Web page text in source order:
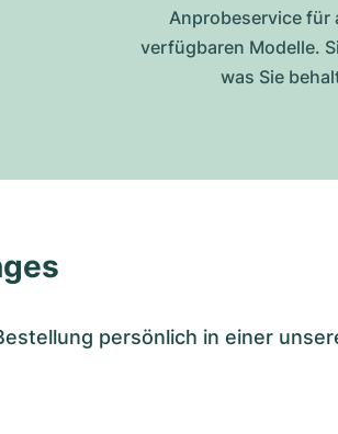
Anprobeservice für
verfügbaren Modelle.
was Sie
persönlich in einer